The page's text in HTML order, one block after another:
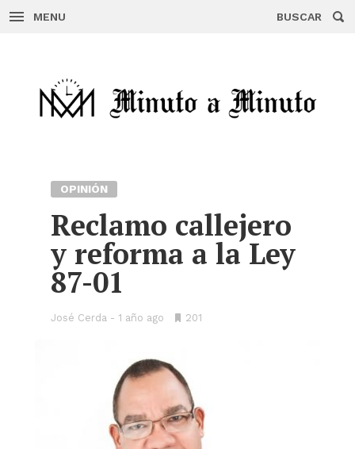
MENU BUSCAR
OPINIÓN
Reclamo callejero
y reforma a la Ley
87-01
José Cerda 1 año ago
•201